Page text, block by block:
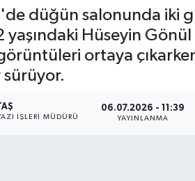
düğün salonunda iki
yaşındaki Hüseyin
ortaya
sürüyor.
İŞLERI MÜDÜRÜ
06.07.2026 - 11:39
YAYINLANMA